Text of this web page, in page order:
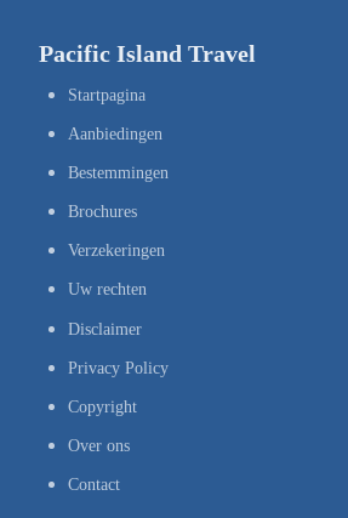
Pacific Island Travel
Startpagina
Aanbiedingen
Bestemmingen
Brochures
Verzekeringen
Uw rechten
Disclaimer
Privacy Policy
Copyright
Over ons
Contact